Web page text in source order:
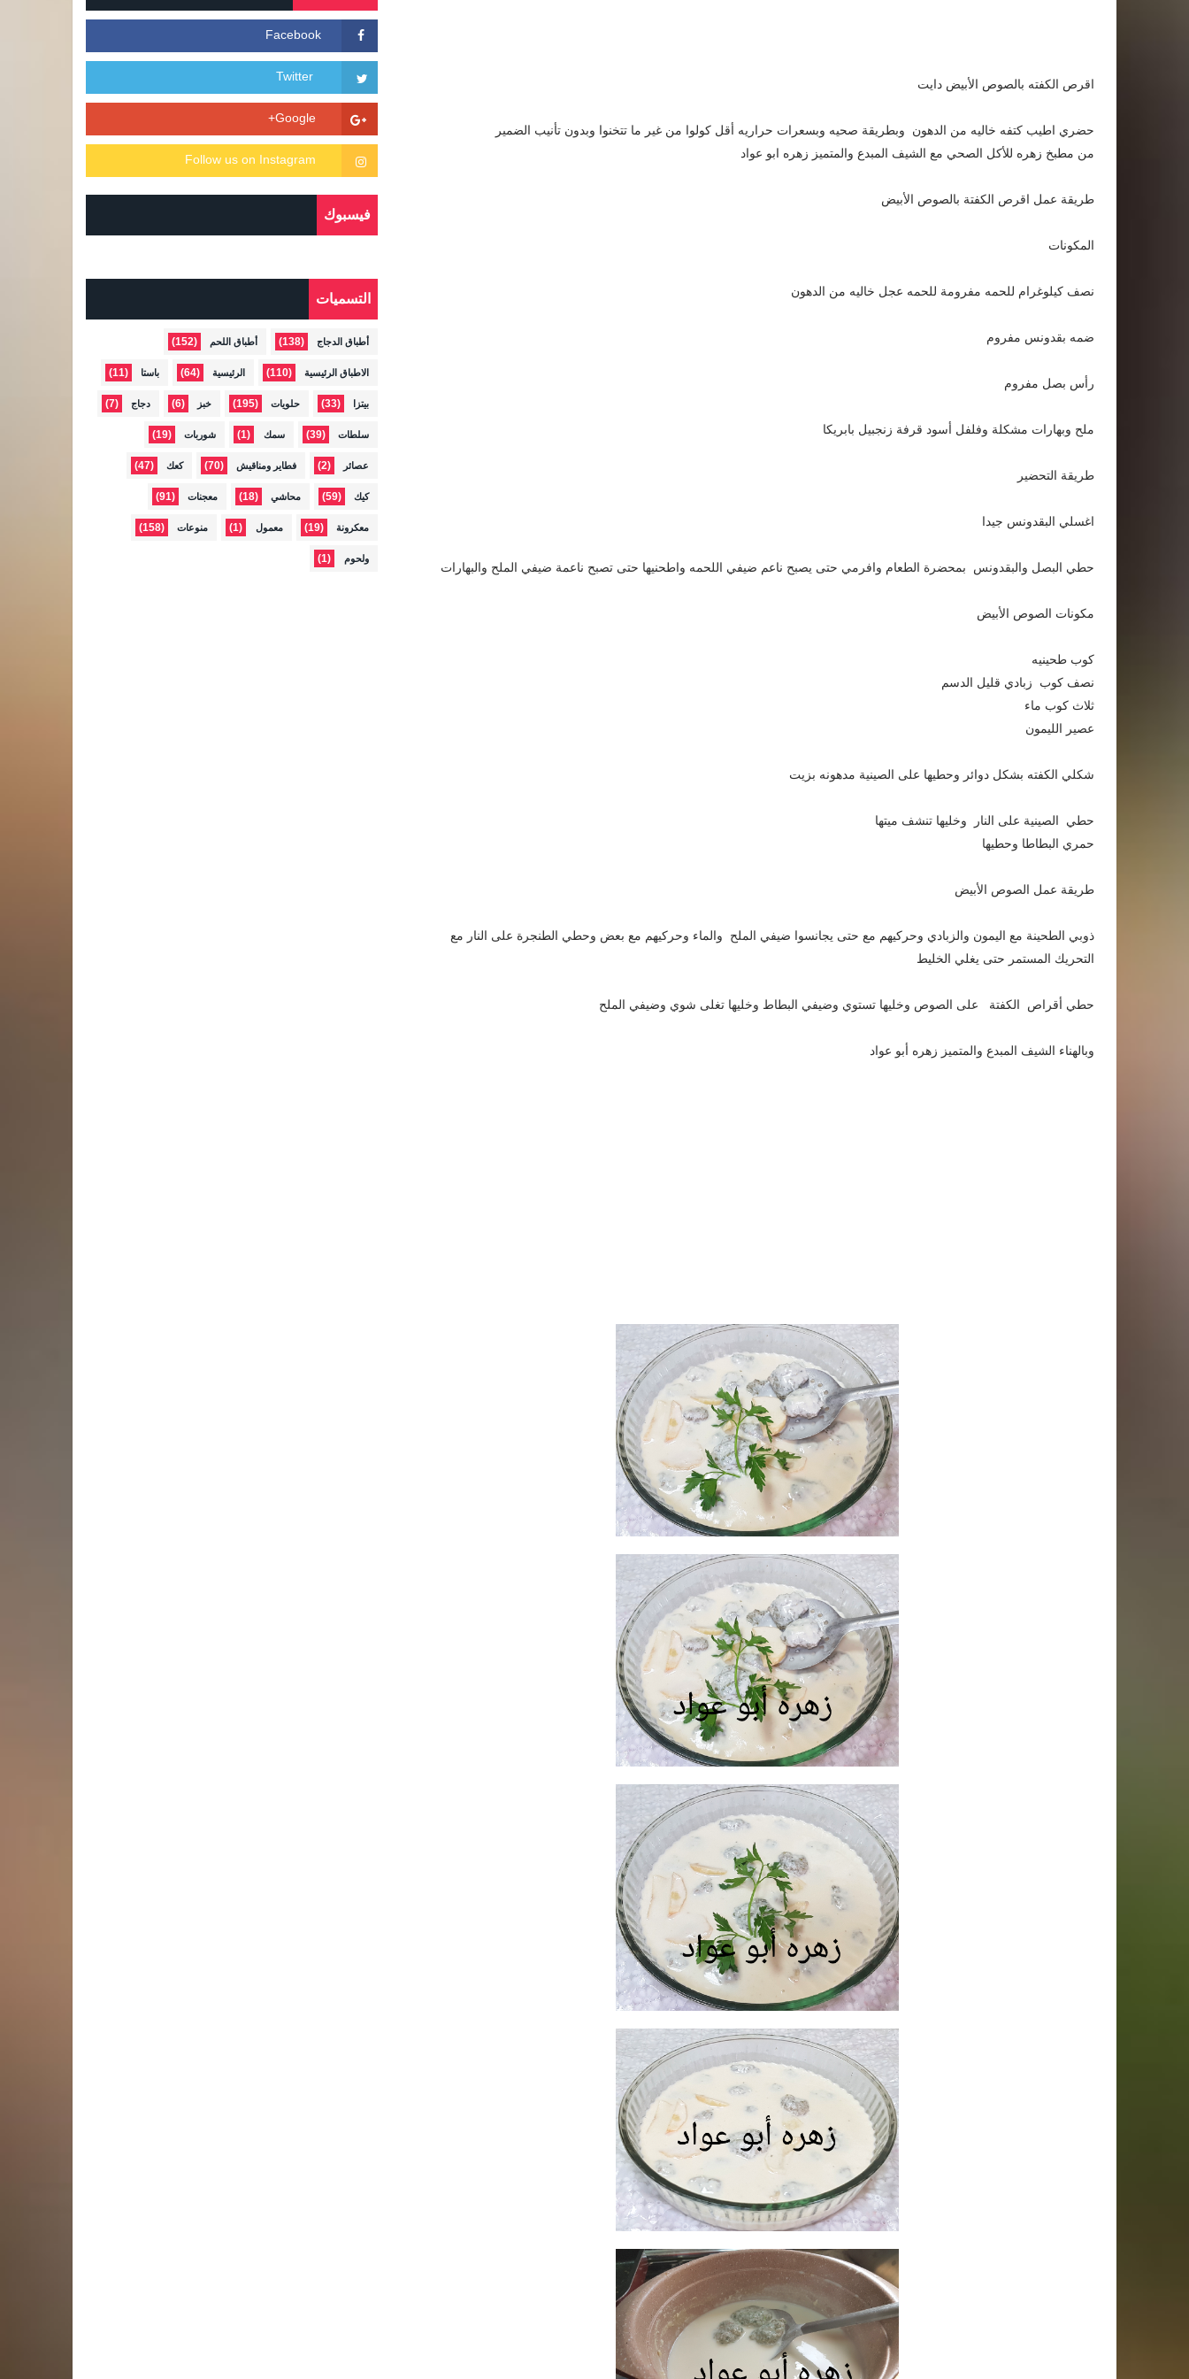
اقرص الكفته بالصوص الأبيض دايت
حضري اطيب كتفه خاليه من الدهون وبطريقة صحيه وبسعرات حراريه أقل كولوا من غير ما تتخنوا وبدون تأنيب الضمير
من مطبخ زهره للأكل الصحي مع الشيف المبدع والمتميز زهره ابو عواد
طريقة عمل اقرص الكفتة بالصوص الأبيض
المكونات
نصف كيلوغرام للحمه مفرومة للحمه عجل خاليه من الدهون
ضمه بقدونس مفروم
رأس بصل مفروم
ملح وبهارات مشكلة وفلفل أسود قرفة زنجبيل بابريكا
طريقة التحضير
اغسلي البقدونس جيدا
حطي البصل والبقدونس بمحضرة الطعام وافرمي حتى يصبح ناعم ضيفي اللحمه واطحنيها حتى تصبح ناعمة ضيفي الملح والبهارات
مكونات الصوص الأبيض
كوب طحينيه
نصف كوب زبادي قليل الدسم
ثلاث كوب ماء
عصير الليمون
شكلي الكفته بشكل دوائر وحطيها على الصينية مدهونه بزيت
حطي الصينية على النار وخليها تنشف ميتها
حمري البطاطا وحطيها
طريقة عمل الصوص الأبيض
ذوبي الطحينة مع اليمون والزبادي وحركيهم مع حتى يجانسوا ضيفي الملح والماء وحركيهم مع بعض وحطي الطنجرة على النار مع
التحريك المستمر حتى يغلي الخليط
حطي أقراص الكفتة على الصوص وخليها تستوي وضيفي البطاط وخليها تغلى شوي وضيفي الملح
وبالهناء الشيف المبدع والمتميز زهره أبو عواد
فيسبوك
التسميات
أطباق الدجاج (138) أطباق اللحم (152)
الاطباق الرئيسية (110) الرئيسية (64) باستا (11)
بيتزا (33) حلويات (195) خبز (6) دجاج (7)
سلطات (39) سمك (1) شوربات (19)
عصائر (2) فطاير ومناقيش (70) كعك (47)
كيك (59) محاشي (18) معجنات (91)
معكرونة (19) معمول (1) منوعات (158)
ولحوم (1)